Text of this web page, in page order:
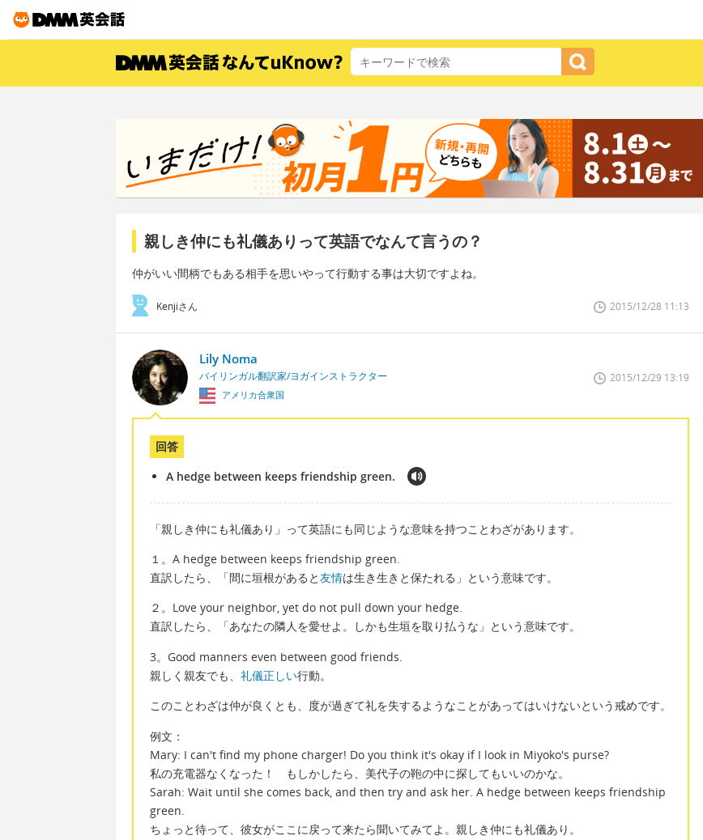
親しき仲にも礼儀ありって英語でなんて言うの？
仲がいい間柄でもある相手を思いやって行動する事は大切ですよね。
Kenjiさん 2015/12/28 11:13
Lily Noma
バイリンガル翻訳家/ヨガインストラクター
アメリカ合衆国
2015/12/29 13:19
回答
A hedge between keeps friendship green.
「親しき仲にも礼儀あり」って英語にも同じような意味を持つことわざがあります。
１。A hedge between keeps friendship green.
直訳したら、「間に垣根があると友情は生き生きと保たれる」という意味です。
２。Love your neighbor, yet do not pull down your hedge.
直訳したら、「あなたの隣人を愛せよ。しかも生垣を取り払うな」という意味です。
3。Good manners even between good friends.
親しく親友でも、 礼儀正しい行動。
このことわざは仲が良くとも、度が過ぎて礼を失するようなことがあってはいけないという戒めです。
例文：
Mary: I can't find my phone charger! Do you think it's okay if I look in Miyoko's purse?
私の充電器なくなった！ もしかしたら、美代子の鞄の中に探してもいいのかな。
Sarah: Wait until she comes back, and then try and ask her. A hedge between keeps friendship
green.
ちょっと待って、彼女がここに戻って来たら聞いてみてよ。親しき仲にも礼儀あり。